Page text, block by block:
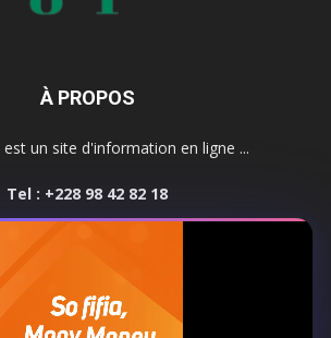
À PROPOS
un site d'information en ligne ...
Tel : +228 98 42 82 18
SUIVEZ NOUS